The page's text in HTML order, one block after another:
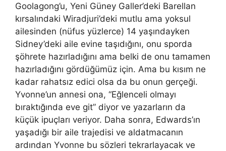
Goolagong’u, Yeni Güney Galler’deki Barellan
kırsalındaki Wiradjuri’deki mutlu ama yoksul
ailesinden (nüfus yüzlerce) 14 yaşındayken
Sidney’deki aile evine taşıdığını, onu sporda
şöhrete hazırladığını ama belki de onu tamamen
hazırladığını gördüğümüz için. Ama bu kısım ne
kadar rahatsız edici olsa da bu onun gerçeği.
Yvonne’un annesi ona, “Eğlenceli olmayı
bıraktığında eve git” diyor ve yazarların da
küçük ipuçları veriyor. Daha sonra, Edwards’ın
yaşadığı bir aile trajedisi ve aldatmacanın
ardından Yvonne bu sözleri tekrarlayacak ve